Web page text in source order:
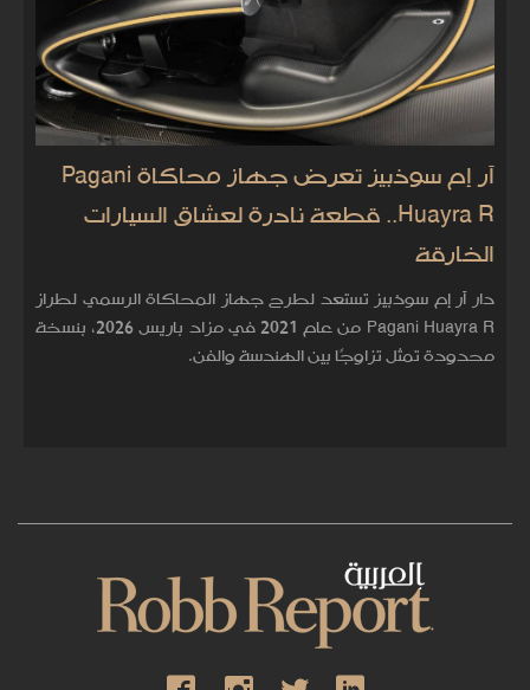
آر إم سوذبيز تعرض جهاز محاكاة Pagani
Huayra R.. قطعة نادرة لعشاق السيارات
الخارقة
دار آر إم سوذبيز تستعد لطرح جهاز المحاكاة الرسمي لطراز
Pagani Huayra R من عام 2021 في مزاد باريس 2026، بنسخة
محدودة تمثل تزاوجًا بين الهندسة والفن.